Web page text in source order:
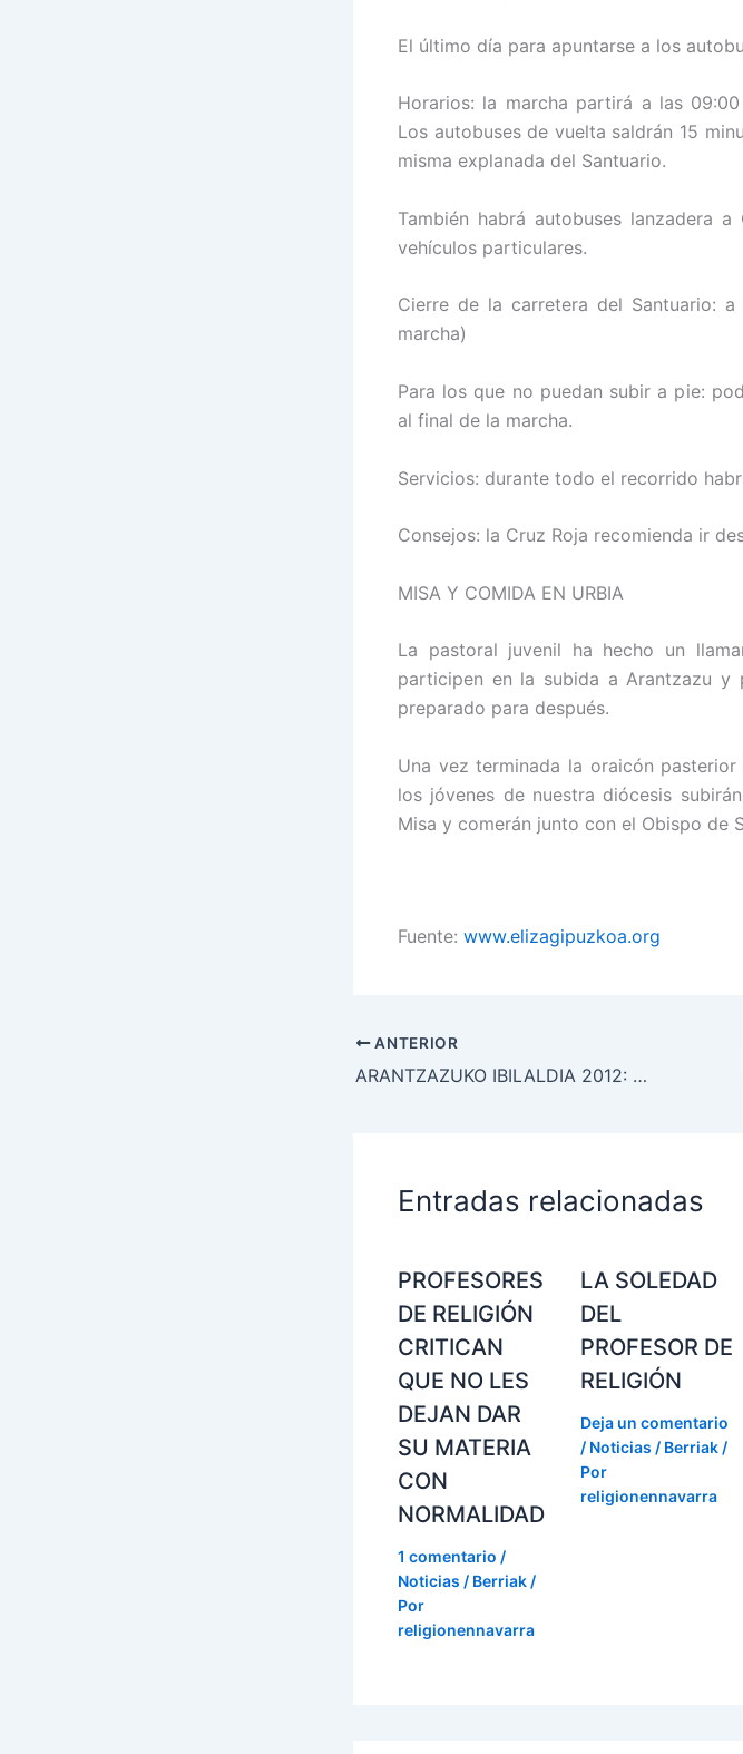
El último día para apuntarse a los
Horarios: la marcha partirá a las
Los autobuses de vuelta saldrán 15
misma explanada del Santuario.
También habrá autobuses lanzadera
vehículos particulares.
Cierre de la carretera del Santuario:
marcha)
Para los que no puedan subir a pie:
al final de la marcha.
Servicios: durante todo el recorrido
Consejos: la Cruz Roja recomienda ir
MISA Y COMIDA EN URBIA
La pastoral juvenil ha hecho un
participen en la subida a Arantzazu y
preparado para después.
Una vez terminada la oraicón
los jóvenes de nuestra diócesis
Misa y comerán junto con el Obispo de
Fuente: www.elizagipuzkoa.org
ANTERIOR
ARANTZAZUKO IBILALDIA 2012: ZORIONEKOAK BAKEGILEAK
Entradas relacionadas
PROFESORES
DE RELIGIÓN
CRITICAN
QUE NO LES
DEJAN DAR
SU MATERIA
CON
NORMALIDAD
1 comentario /
Noticias / Berriak /
Por
religionennavarra
LA SOLEDAD
DEL
PROFESOR DE
RELIGIÓN
Deja un comentario
/ Noticias / Berriak/
Por
religionennavarra